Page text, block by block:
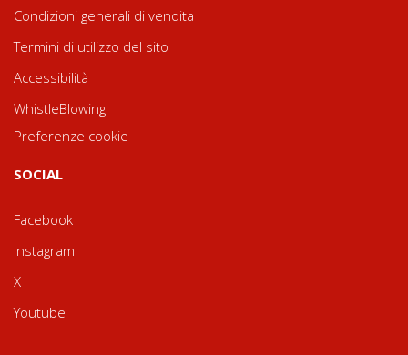
Condizioni generali di vendita
Termini di utilizzo del sito
Accessibilità
WhistleBlowing
Preferenze cookie
SOCIAL
Facebook
Instagram
X
Youtube